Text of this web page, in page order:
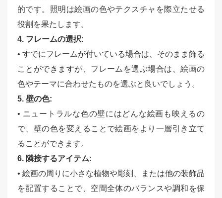
的です。照明は絵画の色やテクスチャを際立たせる
役割を果たします。
4. フレームの選択:
• すでにフレームが付いている場合は、そのまま飾る
ことができますが、フレームを選ぶ場合は、絵画の
色やテーマに合わせたものを選ぶと良いでしょう。
5. 壁の色:
• ニュートラルな色の壁にはどんな絵画も映えるの
で、壁の色を変えることで絵画をより一層引き立て
ることができます。
6. 隣接するアイテム:
• 絵画の周りに小さな植物や彫刻、または他の装飾品
を配置することで、空間全体のバランスや調和を保